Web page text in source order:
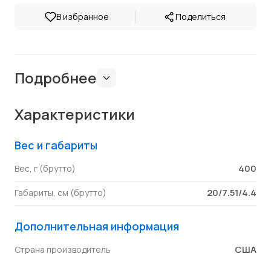
В избранное | Поделиться
Подробнее
Характеристики
Вес и габариты
Вес, г (брутто) 400
Габариты, см (брутто) 20/7.51/4.4
Дополнительная информация
Страна производитель США